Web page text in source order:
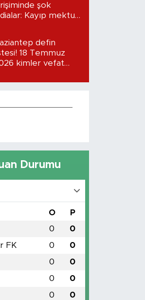
şok
Kayıp mektup
defin
18 Temmuz
kimler vefat
Durumu
O P
0 0
FK 0 0
0 0
0 0
0 0